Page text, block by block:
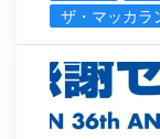
ザ・マッカラ